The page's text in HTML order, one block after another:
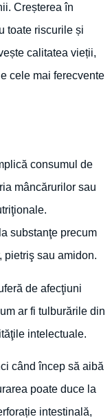
Creșterea în
toate riscurile și
calitatea vieții,
cele mai ferecvente
consumul de
mâncărurilor sau
substanţe precum
pietriş sau amidon.
de afecţiuni
ar fi tulburările din
intelectuale.
când încep să aibă
poate duce la
intestinală,